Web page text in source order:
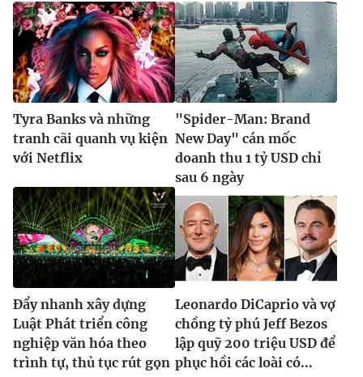
Tyra Banks và những
tranh cãi quanh vụ kiện
với Netflix
"Spider-Man: Brand
New Day" cán mốc
doanh thu 1 tỷ USD chỉ
sau 6 ngày
Đẩy nhanh xây dựng
Luật Phát triển công
nghiệp văn hóa theo
trình tự, thủ tục rút gọn
Leonardo DiCaprio và vợ
chồng tỷ phú Jeff Bezos
lập quỹ 200 triệu USD để
phục hồi các loài có...